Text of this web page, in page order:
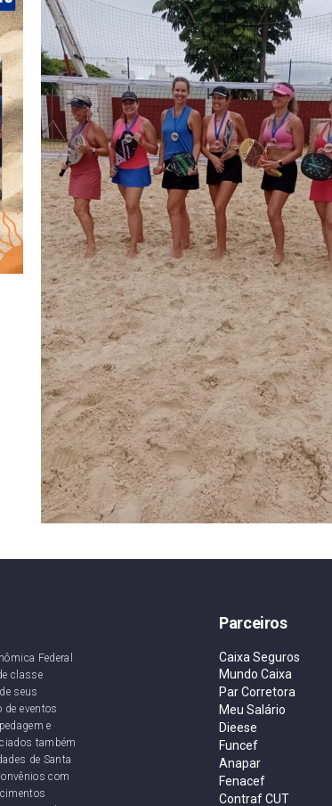
Federal
classe
seus
eventos
e
também
de Santa
com
Parceiros
Caixa Seguros
Mundo Caixa
Par Corretora
Meu Salário
Dieese
Funcef
Anapar
Fenacef
Contraf CUT